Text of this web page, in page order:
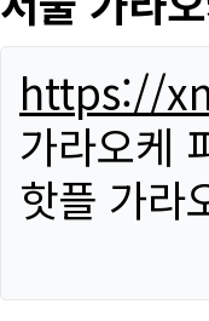
https://
가라오케
핫플 가라